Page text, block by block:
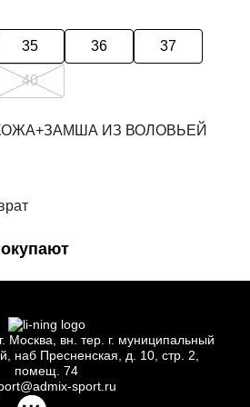
35 36 37
40
ИЗ ВОЛОВЬЕЙ
Москва, вн. тер. г. муниципальный
наб Пресненская, д.
10, стр. 2,
помещ. 74
sport.ru